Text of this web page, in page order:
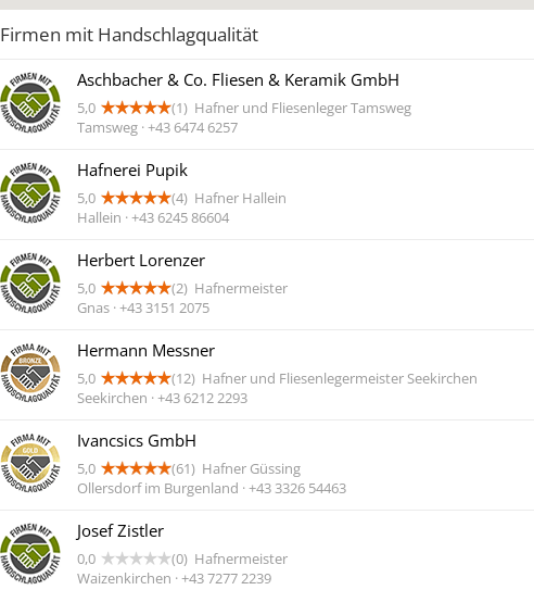
Firmen mit Handschlagqualität
Aschbacher & Co. Fliesen & Keramik GmbH
5,0 (1) Hafner und Fliesenleger Tamsweg
Tamsweg · +43 6474 6257
Hafnerei Pupik
5,0 (4) Hafner Hallein
Hallein · +43 6245 86604
Herbert Lorenzer
5,0 (2) Hafnermeister
Gnas · +43 3151 2075
Hermann Messner
5,0 (12) Hafner und Fliesenlegermeister Seekirchen
Seekirchen · +43 6212 2293
Ivancsics GmbH
5,0 (61) Hafner Güssing
Ollersdorf im Burgenland · +43 3326 54463
Josef Zistler
0,0 (0) Hafnermeister
Waizenkirchen · +43 7277 2239